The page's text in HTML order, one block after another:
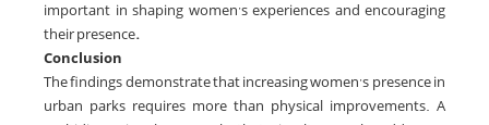
important in shaping women’s experiences and encouraging
their presence.
Conclusion
The findings demonstrate that increasing women’s presence in
urban parks requires more than physical improvements. A